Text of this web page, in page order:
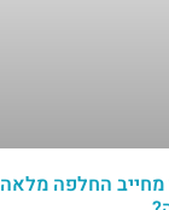
החלפה מלאה